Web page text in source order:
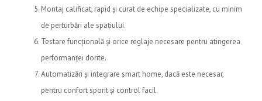
Montaj calificat, rapid și curat de echipe specializate, cu minim
de perturbări ale spațiului.
Testare funcțională și orice reglaje necesare pentru atingerea
performanței dorite.
Automatizări și integrare smart home, dacă este necesar,
pentru confort sporit și control facil.